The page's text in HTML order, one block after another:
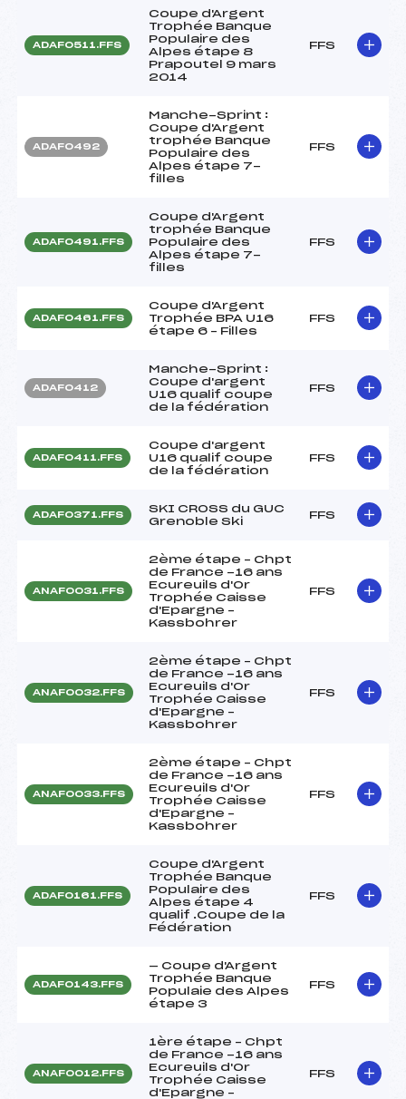
ADAF0511.FFS
Coupe d'Argent
Trophée Banque
Populaire des
Alpes étape 8
Prapoutel 9 mars
2014
FFS
ADAF0492
Manche-Sprint :
Coupe d'Argent
trophée Banque
Populaire des
Alpes étape 7-
filles
FFS
ADAF0491.FFS
Coupe d'Argent
trophée Banque
Populaire des
Alpes étape 7-
filles
FFS
ADAF0461.FFS
Coupe d'Argent
Trophée BPA U16
étape 6 – Filles
FFS
ADAF0412
Manche-Sprint :
Coupe d'argent
U16 qualif coupe
de la fédération
FFS
ADAF0411.FFS
Coupe d'argent
U16 qualif coupe
de la fédération
FFS
ADAF0371.FFS
SKI CROSS du GUC
Grenoble Ski
FFS
ANAF0031.FFS
2ème étape – Chpt
de France -16 ans
Ecureuils d'Or
Trophée Caisse
d'Epargne –
Kassbohrer
FFS
ANAF0032.FFS
2ème étape – Chpt
de France -16 ans
Ecureuils d'Or
Trophée Caisse
d'Epargne –
Kassbohrer
FFS
ANAF0033.FFS
2ème étape – Chpt
de France -16 ans
Ecureuils d'Or
Trophée Caisse
d'Epargne –
Kassbohrer
FFS
ADAF0161.FFS
Coupe d'Argent
Trophée Banque
Populaire des
Alpes étape 4
qualif .Coupe de la
Fédération
FFS
ADAF0143.FFS
— Coupe d'Argent
Trophée Banque
Populaie des Alpes
étape 3
FFS
ANAF0012.FFS
1ère étape – Chpt
de France -16 ans
Ecureuils d'Or
Trophée Caisse
d'Epargne –
FFS